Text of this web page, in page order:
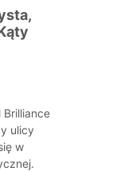
Brilliance
ulicy
w